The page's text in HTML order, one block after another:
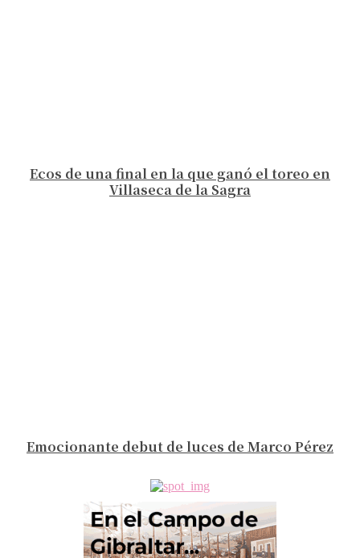
Ecos de una final en la que ganó el toreo en
Villaseca de la Sagra
Emocionante debut de luces de Marco Pérez